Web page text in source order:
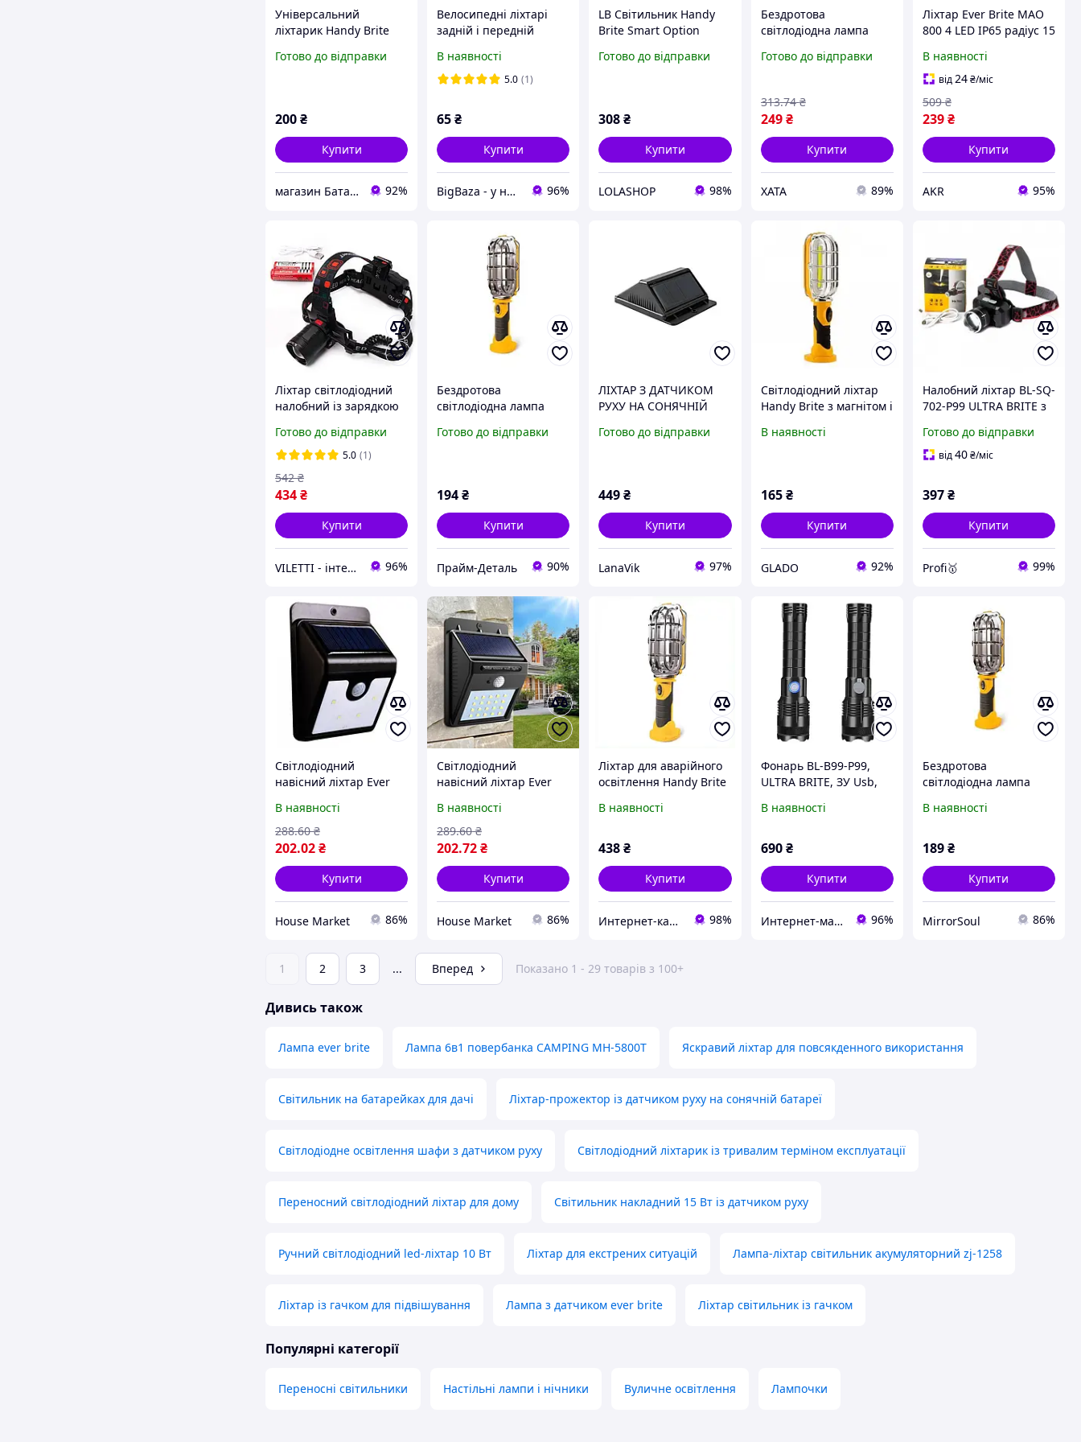
Універсальний
ліхтарик Handy Brite
магнітом і гачком
Готово до відправки
200₴
Купити
магазин Батарейка 92%
Велосипедні ліхтарі
задній і передній
HJ008-2 Ultra brite 2 шт
(червоний і білий)
В наявності
5.0 (1)
65₴
Купити
BigBaza - у нас найкращі ціни! 96%
LB Світильник Handy
Brite Smart Option
для дому та вулиці
Готово до відправки
308₴
Купити
LOLASHOP 98%
Бездротова
світлодіодна лампа
ліхтар магнітний
Xata
Готово до відправки
249 ₴
313.74 ₴
Купити
XATA 89%
Ліхтар Ever Brite MAO
800 4 LED IP65 радіус 15
В наявності
від24₴/міс
239₴
509 ₴
Купити
AKR 95%
Ліхтар світлодіодний
налобний із зарядкою
2x18650, zoom
Готово до відправки
5.0 (1)
434₴
542 ₴
Купити
VILETTI - інтернет-магазин товарів для дому 96%
Бездротова
світлодіодна лампа
ліхтар з магнітною
Готово до відправки
194₴
Купити
Прайм-Деталь 90%
ЛІХТАР З ДАТЧИКОМ
РУХУ НА СОНЯЧНІЙ
MAO 800
Готово до відправки
449₴
Купити
LanaVik 97%
Світлодіодний ліхтар
Handy Brite з магнітом і
В наявності
165 ₴
Купити
GLADO 92%
Налобний ліхтар BL-SQ-
702-P99 ULTRA BRITE з
(at4). a 3082
Готово до відправки
від40₴/міс
397₴
Купити
Profi🥇 99%
Світлодіодний
навісний ліхтар Ever
батареї з датчиком
руху! Знижка
В наявності
202.02₴
288.60 ₴
Купити
House Market 86%
Світлодіодний
навісний ліхтар Ever
батареї з датчиком
руху! Знижка
В наявності
202.72₴
289.60 ₴
Купити
House Market 86%
Ліхтар для аварійного
освітлення Handy Brite
В наявності
438₴
Купити
Инте​рнет​-кат​алог ск​​идок "BAGSPACE" 98%
Фонарь BL-B99-P99,
ULTRA BRITE, ЗУ Usb,
В наявності
690 ₴
Купити
Интернет-магазин "Radio82" 96%
Бездротова
світлодіодна лампа
ліхтар із магнітною
В наявності
189₴
Купити
MirrorSoul 86%
1 2 3 ... Вперед Показано 1 - 29 товарів з 100+
Дивись також
Лампа ever brite Лампа 6в1 повербанка CAMPING MH-5800T Яскравий ліхтар для повсякденного використання
Світильник на батарейках для дачі Ліхтар-прожектор із датчиком руху на сонячній батареї
Світлодіодне освітлення шафи з датчиком руху Світлодіодний ліхтарик із тривалим терміном експлуатації
Переносний світлодіодний ліхтар для дому Світильник накладний 15 Вт із датчиком руху
Ручний світлодіодний led-ліхтар 10 Вт Ліхтар для екстрених ситуацій Лампа-ліхтар світильник акумуляторний zj-1258
Ліхтар із гачком для підвішування Лампа з датчиком ever brite Ліхтар світильник із гачком
Популярні категорії
Переносні світильники Настільні лампи і нічники Вуличне освітлення Лампочки